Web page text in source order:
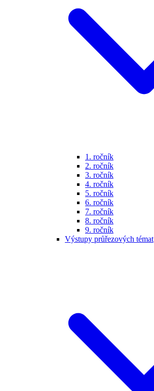
1. ročník
2. ročník
3. ročník
4. ročník
5. ročník
6. ročník
7. ročník
8. ročník
9. ročník
Výstupy průřezových témat